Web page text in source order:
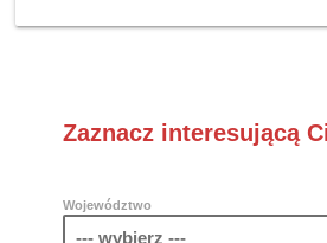
Zaznacz interesującą
Województwo